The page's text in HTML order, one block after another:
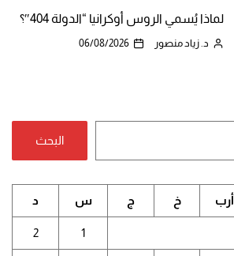
لماذا يُسمي الروس أوكرانيا “الدولة 404″؟
د. زياد منصور 06/08/2026
البحث
أرب خ ج س د
1
2